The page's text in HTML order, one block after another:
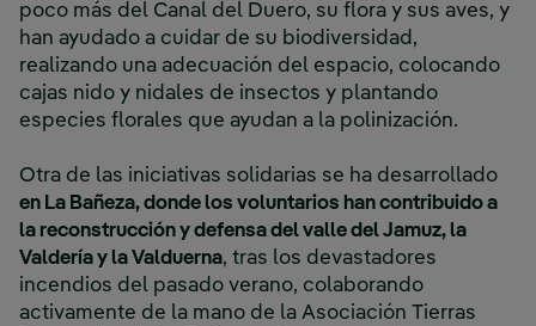
poco más del Canal del Duero, su flora y sus aves, y
han ayudado a cuidar de su biodiversidad,
realizando una adecuación del espacio, colocando
cajas nido y nidales de insectos y plantando
especies florales que ayudan a la polinización.
Otra de las iniciativas solidarias se ha desarrollado
en La Bañeza, donde los voluntarios han contribuido a
la reconstrucción y defensa del valle del Jamuz, la
Valdería y la Valduerna, tras los devastadores
incendios del pasado verano, colaborando
activamente de la mano de la Asociación Tierras